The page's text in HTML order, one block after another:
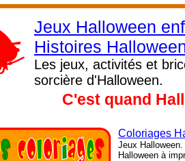
Jeux Halloween
Histoires
Les jeux, activités et
sorcière d'Halloween.
C'est quand
Coloriages
Jeux
Halloween à